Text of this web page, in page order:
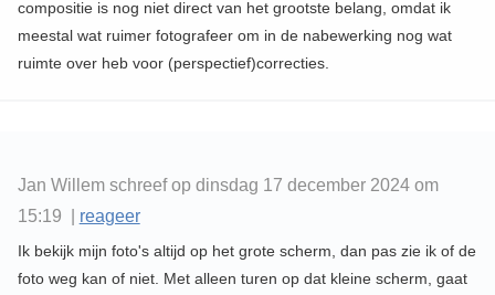
compositie is nog niet direct van het grootste belang, omdat ik
meestal wat ruimer fotografeer om in de nabewerking nog wat
ruimte over heb voor (perspectief)correcties.
Jan Willem schreef op dinsdag 17 december 2024 om
15:19 | reageer
Ik bekijk mijn foto's altijd op het grote scherm, dan pas zie ik of de
foto weg kan of niet. Met alleen turen op dat kleine scherm, gaat